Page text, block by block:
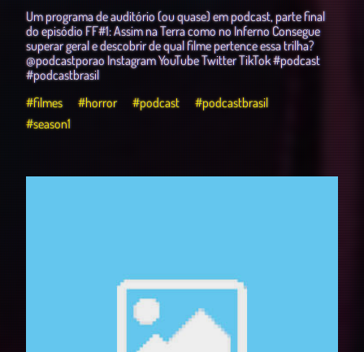
Um programa de auditório (ou quase) em podcast, parte final
do episódio FF#1: Assim na Terra como no Inferno Consegue
superar geral e descobrir de qual filme pertence essa trilha?
@podcastporao Instagram YouTube Twitter TikTok #podcast
#podcastbrasil
#filmes
#horror #podcast
#podcastbrasil
#season1